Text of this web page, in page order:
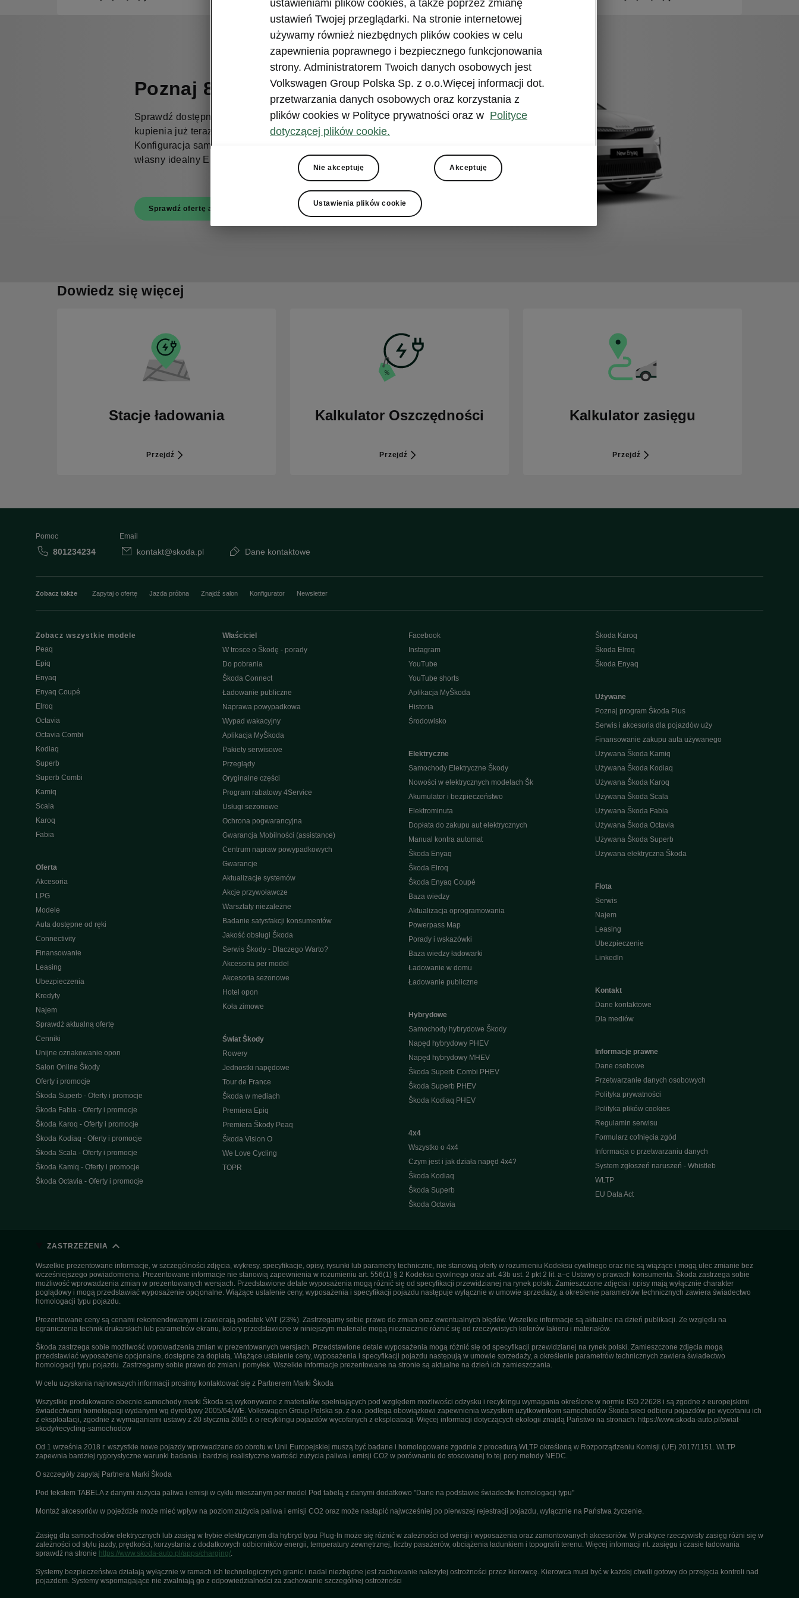
Poznaj 85x
Sprawdź dostępne modele samochodów do
kupienia już teraz lub przejdź do sekcji
Konfiguracja samochodu, aby stworzyć swój
własny idealny Enyaq Coupé.
Sprawdź ofertę aut od ręki Skonfiguruj model
Dowiedz się więcej
Stacje ładowania
Przejdź
Kalkulator Oszczędności
Przejdź
Kalkulator zasięgu
Przejdź
Pomoc
801234234
Email
kontakt@skoda.pl Dane kontaktowe
Zobacz także Zapytaj o ofertę Jazda próbna Znajdź salon Konfigurator Newsletter
Zobacz wszystkie modele
Peaq
Epiq
Enyaq
Enyaq Coupé
Elroq
Octavia
Octavia Combi
Kodiaq
Superb
Superb Combi
Kamiq
Scala
Karoq
Fabia
Oferta
Akcesoria
LPG
Modele
Auta dostępne od ręki
Connectivity
Finansowanie
Leasing
Ubezpieczenia
Kredyty
Najem
Sprawdź aktualną ofertę
Cenniki
Unijne oznakowanie opon
Salon Online Škody
Oferty i promocje
Škoda Superb - Oferty i promocje
Škoda Fabia - Oferty i promocje
Škoda Karoq - Oferty i promocje
Škoda Kodiaq - Oferty i promocje
Škoda Scala - Oferty i promocje
Škoda Kamiq - Oferty i promocje
Škoda Octavia - Oferty i promocje
Właściciel
W trosce o Škodę - porady
Do pobrania
Škoda Connect
Ładowanie publiczne
Naprawa powypadkowa
Wypad wakacyjny
Aplikacja MyŠkoda
Pakiety serwisowe
Przeglądy
Oryginalne części
Program rabatowy 4Service
Usługi sezonowe
Ochrona pogwarancyjna
Gwarancja Mobilności (assistance)
Centrum napraw powypadkowych
Gwarancje
Aktualizacje systemów
Akcje przywoławcze
Warsztaty niezależne
Badanie satysfakcji konsumentów
Jakość obsługi Škoda
Serwis Škody - Dlaczego Warto?
Akcesoria per model
Akcesoria sezonowe
Hotel opon
Koła zimowe
Świat Škody
Rowery
Jednostki napędowe
Tour de France
Škoda w mediach
Premiera Epiq
Premiera Škody Peaq
Škoda Vision O
We Love Cycling
TOPR
Facebook
Instagram
YouTube
YouTube shorts
Aplikacja MyŠkoda
Historia
Środowisko
Elektryczne
Samochody Elektryczne Škody
Nowości w elektrycznych modelach Šk
Akumulator i bezpieczeństwo
Elektrominuta
Dopłata do zakupu aut elektrycznych
Manual kontra automat
Škoda Enyaq
Škoda Elroq
Škoda Enyaq Coupé
Baza wiedzy
Aktualizacja oprogramowania
Powerpass Map
Porady i wskazówki
Baza wiedzy ładowarki
Ładowanie w domu
Ładowanie publiczne
Hybrydowe
Samochody hybrydowe Škody
Napęd hybrydowy PHEV
Napęd hybrydowy MHEV
Škoda Superb Combi PHEV
Škoda Superb PHEV
Škoda Kodiaq PHEV
4x4
Wszystko o 4x4
Czym jest i jak działa napęd 4x4?
Škoda Kodiaq
Škoda Superb
Škoda Octavia
Škoda Karoq
Škoda Elroq
Škoda Enyaq
Używane
Poznaj program Škoda Plus
Serwis i akcesoria dla pojazdów uży
Finansowanie zakupu auta używanego
Używana Škoda Kamiq
Używana Škoda Kodiaq
Używana Škoda Karoq
Używana Škoda Scala
Używana Škoda Fabia
Używana Škoda Octavia
Używana Škoda Superb
Używana elektryczna Škoda
Flota
Serwis
Najem
Leasing
Ubezpieczenie
Linkedln
Kontakt
Dane kontaktowe
Dla mediów
Informacje prawne
Dane osobowe
Przetwarzanie danych osobowych
Polityka prywatności
Polityka plików cookies
Regulamin serwisu
Formularz cofnięcia zgód
Informacja o przetwarzaniu danych
System zgłoszeń naruszeń - Whistleb
WLTP
EU Data Act
ZASTRZEŻENIA
Wszelkie prezentowane informacje, w szczególności zdjęcia, wykresy, specyfikacje, opisy, rysunki lub parametry techniczne, nie stanowią oferty w rozumieniu Kodeksu cywilnego oraz nie są wiążące i mogą ulec zmianie bez
wcześniejszego powiadomienia. Prezentowane informacje nie stanowią zapewnienia w rozumieniu art. 556(1) § 2 Kodeksu cywilnego oraz art. 43b ust. 2 pkt 2 lit. a–c Ustawy o prawach konsumenta. Škoda zastrzega sobie
możliwość wprowadzenia zmian w prezentowanych wersjach. Przedstawione detale wyposażenia mogą różnić się od specyfikacji przewidzianej na rynek polski. Zamieszczone zdjęcia i opisy mają wyłącznie charakter
poglądowy i mogą przedstawiać wyposażenie opcjonalne. Wiążące ustalenie ceny, wyposażenia i specyfikacji pojazdu następuje wyłącznie w umowie sprzedaży, a określenie parametrów technicznych zawiera świadectwo
homologacji typu pojazdu.
Prezentowane ceny są cenami rekomendowanymi i zawierają podatek VAT (23%). Zastrzegamy sobie prawo do zmian oraz ewentualnych błędów. Wszelkie informacje są aktualne na dzień publikacji. Ze względu na
ograniczenia technik drukarskich lub parametrów ekranu, kolory przedstawione w niniejszym materiale mogą nieznacznie różnić się od rzeczywistych kolorów lakieru i materiałów.
Škoda zastrzega sobie możliwość wprowadzenia zmian w prezentowanych wersjach. Przedstawione detale wyposażenia mogą różnić się od specyfikacji przewidzianej na rynek polski. Zamieszczone zdjęcia mogą
przedstawiać wyposażenie opcjonalne, dostępne za dopłatą. Wiążące ustalenie ceny, wyposażenia i specyfikacji pojazdu następują w umowie sprzedaży, a określenie parametrów technicznych zawiera świadectwo
homologacji typu pojazdu. Zastrzegamy sobie prawo do zmian i pomyłek. Wszelkie informacje prezentowane na stronie są aktualne na dzień ich zamieszczania.
W celu uzyskania najnowszych informacji prosimy kontaktować się z Partnerem Marki Škoda
Wszystkie produkowane obecnie samochody marki Škoda są wykonywane z materiałów spełniających pod względem możliwości odzysku i recyklingu wymagania określone w normie ISO 22628 i są zgodne z europejskimi
świadectwami homologacji wydanymi wg dyrektywy 2005/64/WE. Volkswagen Group Polska sp. z o.o. podlega obowiązkowi zapewnienia wszystkim użytkownikom samochodów Škoda sieci odbioru pojazdów po wycofaniu ich
z eksploatacji, zgodnie z wymaganiami ustawy z 20 stycznia 2005 r. o recyklingu pojazdów wycofanych z eksploatacji. Więcej informacji dotyczących ekologii znajdą Państwo na stronach: https://www.skoda-auto.pl/swiat-
skody/recycling-samochodow
Od 1 września 2018 r. wszystkie nowe pojazdy wprowadzane do obrotu w Unii Europejskiej muszą być badane i homologowane zgodnie z procedurą WLTP określoną w Rozporządzeniu Komisji (UE) 2017/1151. WLTP
zapewnia bardziej rygorystyczne warunki badania i bardziej realistyczne wartości zużycia paliwa i emisji CO2 w porównaniu do stosowanej to tej pory metody NEDC.
O szczegóły zapytaj Partnera Marki Škoda
Pod tekstem TABELA z danymi zużycia paliwa i emisji w cyklu mieszanym per model Pod tabelą z danymi dodatkowo "Dane na podstawie świadectw homologacji typu"
Montaż akcesoriów w pojeździe może mieć wpływ na poziom zużycia paliwa i emisji CO2 oraz może nastąpić najwcześniej po pierwszej rejestracji pojazdu, wyłącznie na Państwa życzenie.
Zasięg dla samochodów elektrycznych lub zasięg w trybie elektrycznym dla hybryd typu Plug-In może się różnić w zależności od wersji i wyposażenia oraz zamontowanych akcesoriów. W praktyce rzeczywisty zasięg różni się w
zależności od stylu jazdy, prędkości, korzystania z dodatkowych odbiorników energii, temperatury zewnętrznej, liczby pasażerów, obciążenia ładunkiem i topografii terenu. Więcej informacji nt. zasięgu i czasie ładowania
sprawdź na stronie https://www.skoda-auto.pl/apps/charging/.
Systemy bezpieczeństwa działają wyłącznie w ramach ich technologicznych granic i nadal niezbędne jest zachowanie należytej ostrożności przez kierowcę. Kierowca musi być w każdej chwili gotowy do przejęcia kontroli nad
pojazdem. Systemy wspomagające nie zwalniają go z odpowiedzialności za zachowanie szczególnej ostrożności
ustawieniami plików cookies, a także poprzez zmianę
ustawień Twojej przeglądarki. Na stronie internetowej
używamy również niezbędnych plików cookies w celu
zapewnienia poprawnego i bezpiecznego funkcjonowania
strony. Administratorem Twoich danych osobowych jest
Volkswagen Group Polska Sp. z o.o.Więcej informacji dot.
przetwarzania danych osobowych oraz korzystania z
plików cookies w Polityce prywatności oraz w Polityce
dotyczącej plików cookie.
Nie akceptuję Akceptuję
Ustawienia plików cookie